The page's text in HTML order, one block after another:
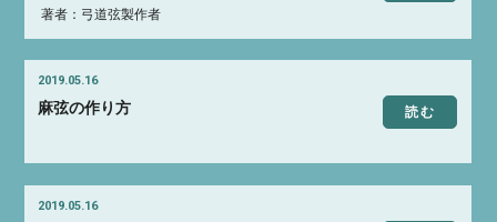
著者：弓道弦製作者
2019.05.16
麻弦の作り方 読む
2019.05.16